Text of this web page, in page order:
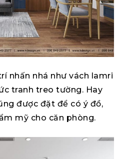
nhấn nhá như vách lamri
tranh treo tường. Hay
được đặt để có ý đồ,
mỹ cho căn phòng.